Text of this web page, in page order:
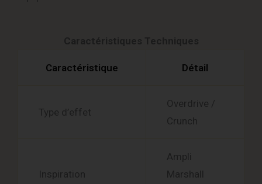
Caractéristique Détail
Type d’effet
Overdrive /
Crunch
Inspiration
Ampli
Marshall